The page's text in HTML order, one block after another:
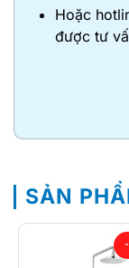
Hoặc
được tư
SẢN